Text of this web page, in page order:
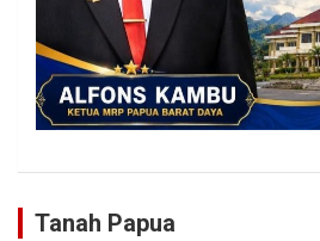
Tanah Papua